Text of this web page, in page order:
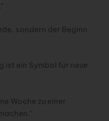
sondern der Beginn
ist ein Symbol für neue
Woche zu einer